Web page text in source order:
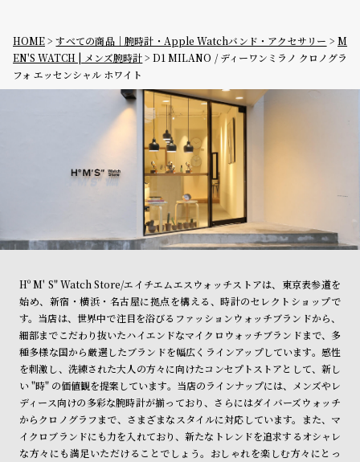
HOME すべての商品｜腕時計・Apple Watchバンド・アクセサリー
M
EN'S WATCH | メンズ腕時計
D1 MILANO / ディーワンミラノ クロノグラ
フォ エッセンシャル ホワイト
Hº M' S" Watch Store/エイチエムエスウォッチストアは、東京表参道を
始め、新宿・横浜・名古屋に拠点を構える、時計のセレクトショップで
す。当店は、世界中で注目を浴びるファッションウォッチブランドから、
細部までこだわり抜いたハイエンドなマイクロウォッチブランドまで、多
種多様な国から厳選したブランドを幅広くラインアップしています。感性
を刺激し、洗練された大人の方々に向けたコンセプトストアとして、新し
い "時" の価値観を提案しています。当店のラインナップには、メンズやレ
ディース向けの多彩な腕時計が揃っており、さらにはダイバーズウォッチ
からクロノグラフまで、さまざまなスタイルに対応しています。また、マ
イクロブランドにも力を入れており、新たなトレンドを追求するオシャレ
な方々にも満足いただけることでしょう。おしゃれを楽しむ方々にとっ